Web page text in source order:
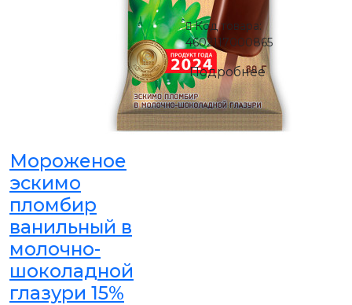
Мороженое
эскимо
пломбир
ванильный в
молочно-
шоколадной
глазури 15%
Код товара:
4602117000865
Подробнее